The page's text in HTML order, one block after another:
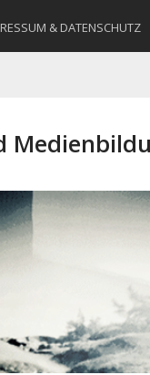
& DATENSCHUTZ